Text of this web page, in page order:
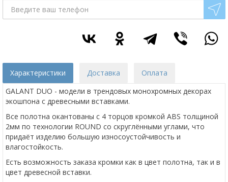
Характеристики Доставка
Оплата
GALANT DUO - модели в трендовых монохромных декорах
экошпона с древесными вставками.
Все полотна окантованы с 4 торцов кромкой ABS толщиной
2мм по технологии ROUND со скруглёнными углами, что
придаёт изделию большую износоустойчивость и
влагостойкость.
Есть возможность заказа кромки как в цвет полотна, так и в
цвет древесной вставки.